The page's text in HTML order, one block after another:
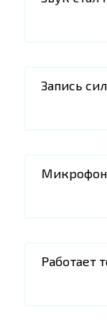
Запись
Микрофон
Работает